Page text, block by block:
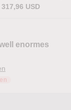
317,96 USD
enormes